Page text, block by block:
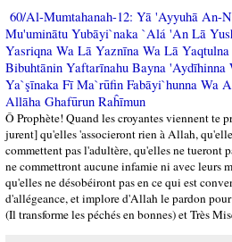
60/Al-Mumtahanah-12: Yā 'Ayyuhā An-
Mu'uminātu Yubāyi`naka `Alá 'An Lā
Yasriqna Wa Lā Yaznīna Wa Lā
Bibuhtānin Yaftarīnahu Bayna
Ya`şīnaka Fī Ma`rūfin Fabāyi`hunna Wa
Allāha Ghafūrun Raĥīmun
Ô Prophète! Quand les croyantes viennent te
jurent] qu'elles 'associeront rien à Allah,
commettent pas l'adultère, qu'elles ne tueront
ne commettront aucune infamie ni avec leurs
qu'elles ne désobéiront pas en ce qui est
d'allégeance, et implore d'Allah le pardon
(Il transforme les péchés en bonnes) et Très